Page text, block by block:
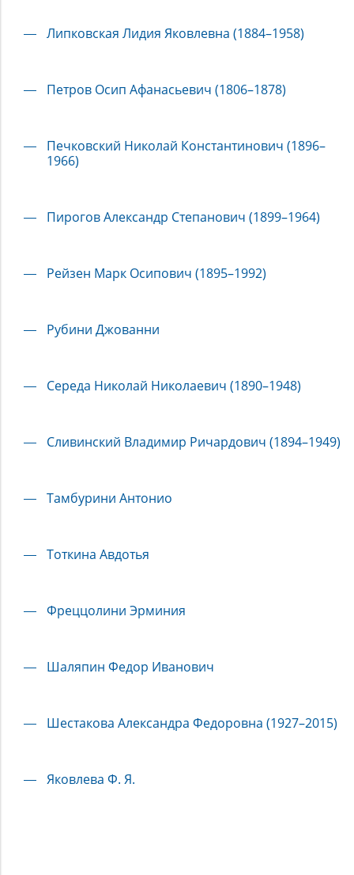
Липковская Лидия Яковлевна (1884–1958)
Петров Осип Афанасьевич (1806–1878)
Печковский Николай Константинович (1896–
1966)
Пирогов Александр Степанович (1899–1964)
Рейзен Марк Осипович (1895–1992)
Рубини Джованни
Середа Николай Николаевич (1890–1948)
Сливинский Владимир Ричардович (1894–1949)
Тамбурини Антонио
Тоткина Авдотья
Фреццолини Эрминия
Шаляпин Федор Иванович
Шестакова Александра Федоровна (1927–2015)
Яковлева Ф. Я.